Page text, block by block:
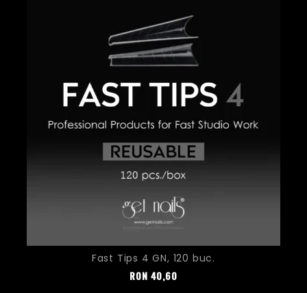
Fast Tips 4 GN, 120 buc.
Pret
RON 40,60